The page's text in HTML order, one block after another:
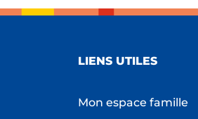
LIENS UTILES
Mon espace famille